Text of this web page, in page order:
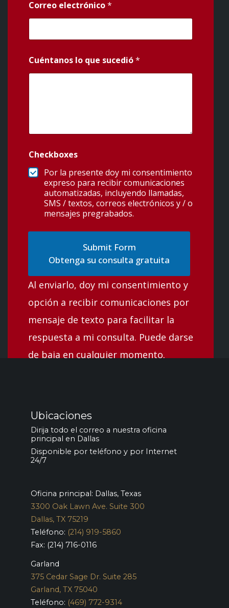
Correo electrónico*
Cuéntanos lo que sucedió*
Checkboxes
Por la presente doy mi consentimiento
expreso para recibir comunicaciones
automatizadas, incluyendo llamadas,
SMS / textos, correos electrónicos y / o
mensajes pregrabados.
Obtenga su consulta gratuita
Al enviarlo, doy mi consentimiento y
opción a recibir comunicaciones por
mensaje de texto para facilitar la
respuesta a mi consulta. Puede darse
de baja en cualquier momento.
Ubicaciones
Dirija todo el correo a nuestra oficina
principal en Dallas
Disponible por teléfono y por Internet
24/7
Oficina principal: Dallas, Texas
3300 Oak Lawn Ave. Suite 300
Dallas, TX 75219
Teléfono: (214) 919-5860
Fax: (214) 716-0116
Garland
375 Cedar Sage Dr. Suite 285
Garland, TX 75040
Teléfono: (469) 772-9314